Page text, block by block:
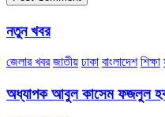
নতুন খবর
জেলার খবর জাতীয় ঢাকা বাংলাদেশ শিক্ষা
অধ্যাপক আবুল কাসেম ফজলুল